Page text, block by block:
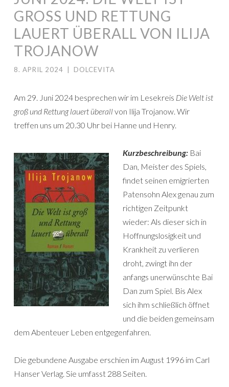
GROSS UND RETTUNG L
AUERT ÜBERALL VON ILIJA T
ROJANOW
8. APRIL 2024 DOLCEVITA
Am 29. Juni 2024 besprechen wir im Lesekreis Die Welt ist
groß und Rettung lauert überall von Ilija Trojanow. Wir
treffen uns um 20.30 Uhr bei Hanne und Henry.
Kurzbeschreibung: Bai
Dan, Meister des Spiels,
findet seinen emigrierten
Patensohn Alex genau zum
richtigen Zeitpunkt
wieder: Als dieser sich in
Hoffnungslosigkeit und
Krankheit zu verlieren
droht, zwingt ihn der
anfangs unerwünschte Bai
Dan zum Spiel. Bis Alex
sich ihm schließlich öffnet
und die beiden gemeinsam
dem Abenteuer Leben entgegenfahren.
Die gebundene Ausgabe erschien im August 1996 im Carl
Hanser Verlag. Sie umfasst 288 Seiten.